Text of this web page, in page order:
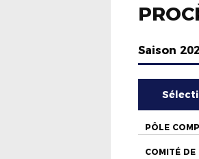
Saison
PÔLE
COMITÉ DE